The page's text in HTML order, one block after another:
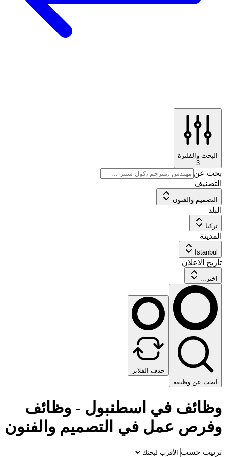
البحث والفلترة
3
بحث عن
التصنيف
التصميم والفنون
البلد
تركيا
المدينة
Istanbul
تاريخ الاعلان
اختر...
ابحث عن وظيفة
حذف الفلاتر
وظائف في اسطنبول - وظائف
وفرص عمل في التصميم والفنون
ترتيب حسب